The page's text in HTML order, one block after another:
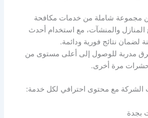
مجموعة شاملة من خدمات مكافحة
المنازل والمنشآت، مع استخدام أحدث
لضمان نتائج فورية ودائمة.
مدربة للوصول إلى أعلى مستوى من
مرة أخرى.
الشركة مع محتوى احترافي لكل خدمة:
بجدة